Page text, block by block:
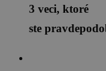
3 veci, ktoré
ste